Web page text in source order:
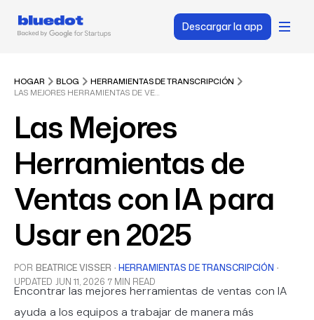
Descargar la app
HOGAR BLOG
HERRAMIENTAS DE TRANSCRIPCIÓN
LAS MEJORES HERRAMIENTAS DE VENTAS CON IA PARA USAR EN 2025
Las Mejores
Herramientas de
Ventas con IA para
Usar en 2025
POR BEATRICE VISSER · HERRAMIENTAS DE TRANSCRIPCIÓN ·
UPDATED JUN 11, 2026 7 MIN READ
Encontrar las mejores herramientas de ventas con IA
ayuda a los equipos a trabajar de manera más